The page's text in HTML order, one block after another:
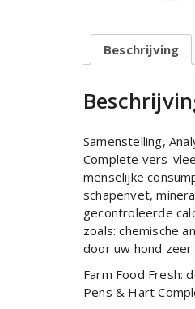
Beschrijving
Samenstelling,
Complete vers-
menselijke
schapenvet,
gecontroleerde
zoals: chemische
door uw hond
Farm Food Fresh:
Pens & Hart